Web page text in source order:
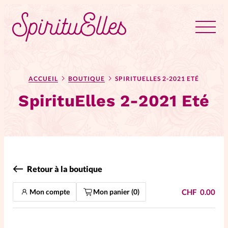
Tous les articles
Actus
Actus au féminin
Chroniques
Edito
ACCUEIL BOUTIQUE SPIRITUELLES 2-2021 ETÉ
SpirituElles 2-2021 Eté
Retour à la boutique
Mon compte Mon panier (0) CHF 0.00